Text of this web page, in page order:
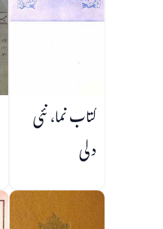
کتاب نما، نئی
دلی